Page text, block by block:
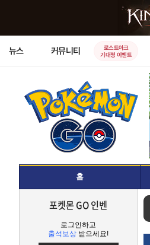
뉴스 커뮤니티
로스트아크
기대평 이벤트
홈
포켓몬 GO 인벤
로그인하고
출석보상 받으세요!